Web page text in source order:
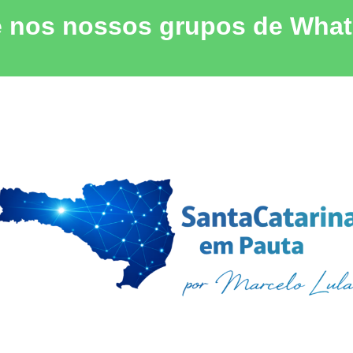
nos nossos grupos de